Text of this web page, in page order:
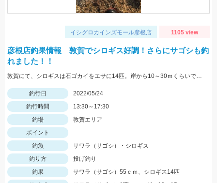
イシグロカインズモール彦根店 1105 view
彦根店釣果情報 敦賀でシロギス好調！さらにサゴシも釣
れました！！
敦賀にて、シロギスは石ゴカイをエサに14匹。岸から10～30ｍくらいでもよく当たる。夕方にサゴシがヒット、ルアーはレンジバイブ55。
釣行日
2022/05/24
釣行時間
13:30～17:30
釣場
敦賀エリア
ポイント
釣魚
サワラ（サゴシ）・シロギス
釣り方
投げ釣り
釣果
サワラ（サゴシ）55ｃｍ、シロギス14匹